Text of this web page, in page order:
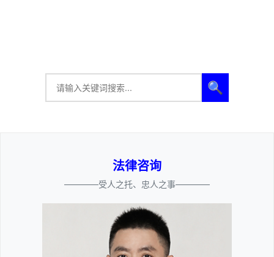
🔍
法律咨询
————受人之托、忠人之事————